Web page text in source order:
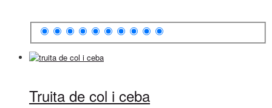
Truita de col i ceba